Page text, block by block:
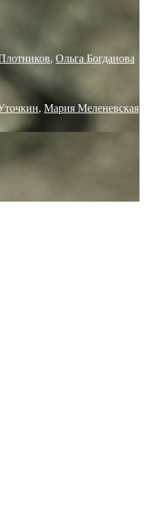
, Ольга Богданова
, Мария Меленевская